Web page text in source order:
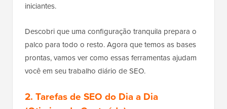
iniciantes.
Descobri que uma configuração tranquila prepara o
palco para todo o resto. Agora que temos as bases
prontas, vamos ver como essas ferramentas ajudam
você em seu trabalho diário de SEO.
2. Tarefas de SEO do Dia a Dia